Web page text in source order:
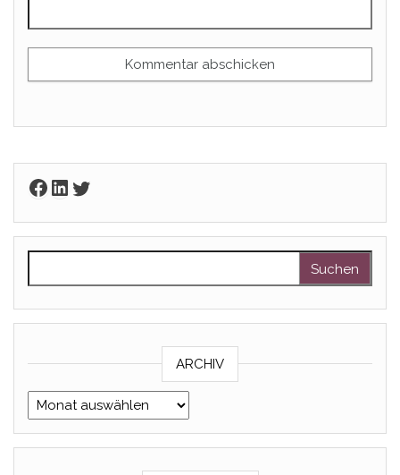
Facebook
LinkedIn
Twitter
ARCHIV
Archiv